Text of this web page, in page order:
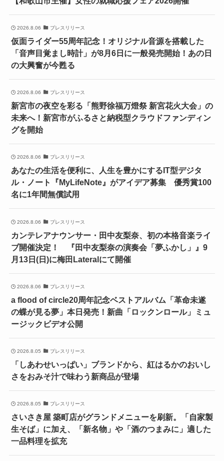
2026.8.06 プレスリリース
仮面ライダー55周年記念！オリジナル音源を搭載した
「音声目覚まし時計」が8月6日に一般発売開始！あの日
の大興奮が今甦る
2026.8.06 プレスリリース
新宮市の夜空を彩る「熊野徐福万燈祭 新宮花火大会」の
未来へ！新宮市がふるさと納税型クラウドファンディン
グを開始
2026.8.06 プレスリリース
あなたの生活を便利に、人生を豊かにするIT型デジタ
ル・ノート『MyLifeNote』がアイデア募集 優秀賞100
名に1年間無償試用
2026.8.06 プレスリリース
カンテレアナウンサー・田中友梨奈、初の本格音楽ライ
ブ開催決定！ 『田中友梨奈の演奏会「夢ふかし」』9
月13日(日)に梅田Lateralにて開催
2026.8.06 プレスリリース
a flood of circle20周年記念ベストアルバム「革命未遂
の蝶が見る夢」本日発売！新曲「ロックンロール」ミュ
ージックビデオ公開
2026.8.05 プレスリリース
「しあわせいっぱい」ブランドから、紅はるかのおいし
さをおみそ汁で味わう新商品が登場
2026.8.05 プレスリリース
さいさき屋 築町店がグランドメニューを刷新。「自家製
生そば」に加え、「新名物」や「酒のつまみに」適した
一品料理を拡充